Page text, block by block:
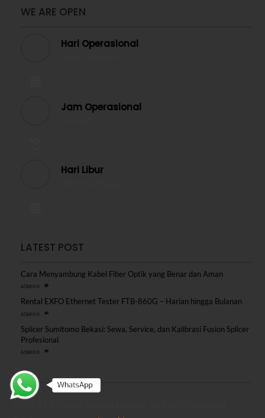
WE ARE OPEN
Hari Operasional
Jam Operasional
Hari Libur
LATEST POST
Cara Menyambung Kabel Fiber Optik yang Benar dan Aman
ADMIN 0
Rental EXFO Ethernet Tester FTB-860G – Harian hingga Bulanan
ADMIN 0
Splicer Sumitomo Bekasi: Sewa, Service, dan Kalibrasi Fusion Splicer
Profesional
ADMIN 0